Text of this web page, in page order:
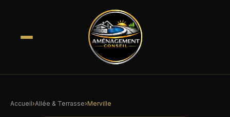
Accueil›Allée & Terrasse›Merville